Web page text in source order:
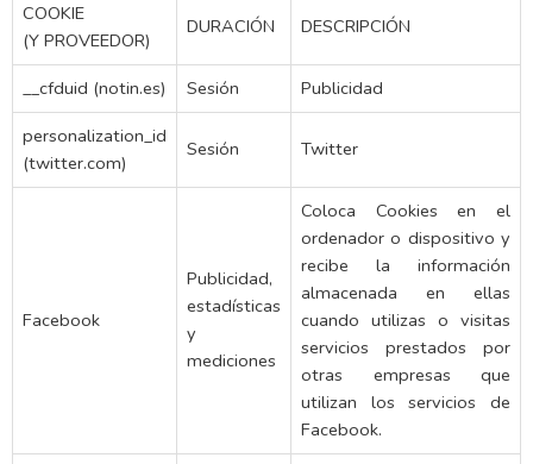
COOKIE
(Y PROVEEDOR)
DURACIÓN DESCRIPCIÓN
__cfduid (notin.es) Sesión
Publicidad
personalization_id
(twitter.com)
Sesión Twitter
Facebook
Publicidad,
estadísticas
y
mediciones
Coloca Cookies en el
ordenador o dispositivo y
recibe la información
almacenada en ellas
cuando utilizas o visitas
servicios prestados por
otras empresas que
utilizan los servicios de
Facebook.